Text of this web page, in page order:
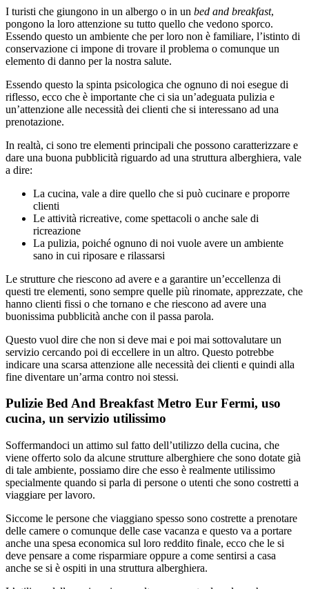
I turisti che giungono in un albergo o in un bed and breakfast,
pongono la loro attenzione su tutto quello che vedono sporco.
Essendo questo un ambiente che per loro non è familiare, l’istinto di
conservazione ci impone di trovare il problema o comunque un
elemento di danno per la nostra salute.
Essendo questo la spinta psicologica che ognuno di noi esegue di
riflesso, ecco che è importante che ci sia un’adeguata pulizia e
un’attenzione alle necessità dei clienti che si interessano ad una
prenotazione.
In realtà, ci sono tre elementi principali che possono caratterizzare e
dare una buona pubblicità riguardo ad una struttura alberghiera, vale
a dire:
La cucina, vale a dire quello che si può cucinare e proporre
clienti
Le attività ricreative, come spettacoli o anche sale di
ricreazione
La pulizia, poiché ognuno di noi vuole avere un ambiente
sano in cui riposare e rilassarsi
Le strutture che riescono ad avere e a garantire un’eccellenza di
questi tre elementi, sono sempre quelle più rinomate, apprezzate, che
hanno clienti fissi o che tornano e che riescono ad avere una
buonissima pubblicità anche con il passa parola.
Questo vuol dire che non si deve mai e poi mai sottovalutare un
servizio cercando poi di eccellere in un altro. Questo potrebbe
indicare una scarsa attenzione alle necessità dei clienti e quindi alla
fine diventare un’arma contro noi stessi.
Pulizie Bed And Breakfast Metro Eur Fermi, uso
cucina, un servizio utilissimo
Soffermandoci un attimo sul fatto dell’utilizzo della cucina, che
viene offerto solo da alcune strutture alberghiere che sono dotate già
di tale ambiente, possiamo dire che esso è realmente utilissimo
specialmente quando si parla di persone o utenti che sono costretti a
viaggiare per lavoro.
Siccome le persone che viaggiano spesso sono costrette a prenotare
delle camere o comunque delle case vacanza e questo va a portare
anche una spesa economica sul loro reddito finale, ecco che le si
deve pensare a come risparmiare oppure a come sentirsi a casa
anche se si è ospiti in una struttura alberghiera.